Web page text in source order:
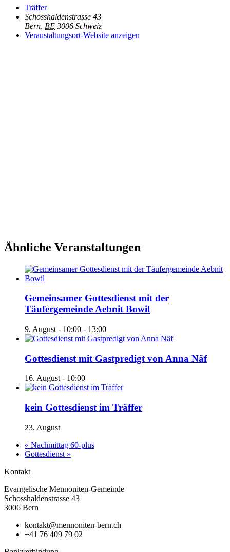
Träffer
Schosshaldenstrasse 43
Bern BE 3006 Schweiz
Veranstaltungsort-Website anzeigen
Ähnliche Veranstaltungen
Gemeinsamer Gottesdienst mit der
Täufergemeinde Aebnit Bowil
9. August - 10:00 - 13:00
Gottesdienst mit Gastpredigt von Anna Näf
16. August - 10:00
kein Gottesdienst im Träffer
23. August
« Nachmittag 60-plus
Gottesdienst »
Kontakt
Evangelische Mennoniten-Gemeinde
Schosshaldenstrasse 43
3006 Bern
kontakt@mennoniten-bern.ch
+41 76 409 79 02